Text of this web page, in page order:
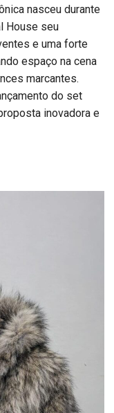
nasceu durante
House seu
e uma forte
espaço na cena
marcantes.
do set
inovadora e